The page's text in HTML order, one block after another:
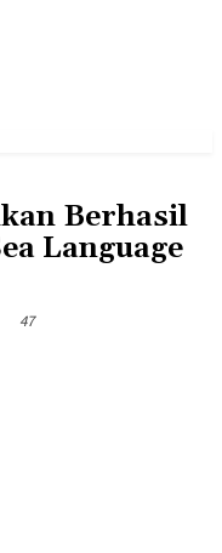
Berhasil
Language
47